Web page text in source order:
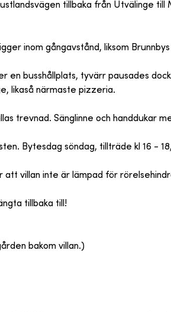
tillbaka från Utvälinge till
inom gångavstånd, liksom
en busshållplats, tyvärr pausades
likaså närmaste pizzeria.
trevnad. Sänglinne och handdukar
Bytesdag söndag, tillträde kl 16 - 18,
att villan inte är lämpad för
tillbaka till!
bakom villan.)